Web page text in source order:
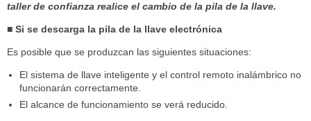
taller de confianza realice el cambio de la pila de la llave.
■ Si se descarga la pila de la llave electrónica
Es posible que se produzcan las siguientes situaciones:
El sistema de llave inteligente y el control remoto inalámbrico no
funcionarán correctamente.
El alcance de funcionamiento se verá reducido.